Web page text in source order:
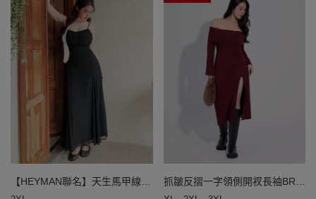
【HEYMAN聯名】天生馬甲線
後綁帶細肩帶長洋裝(附胸墊)
抓皺反摺一字領側開衩長袖BRA
長洋裝